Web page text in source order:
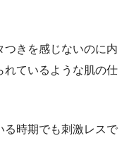
きを感じないのに内
れているような肌の仕
る時期でも刺激レスで